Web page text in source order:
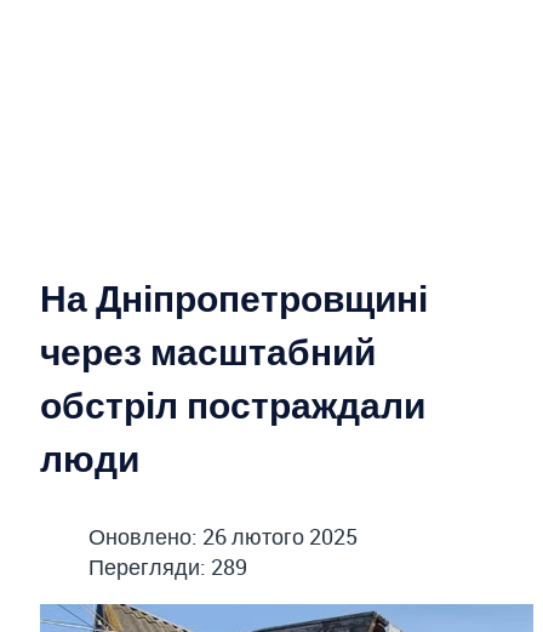
На Дніпропетровщині
через масштабний
обстріл постраждали
люди
Оновлено: 26 лютого 2025
Перегляди: 289